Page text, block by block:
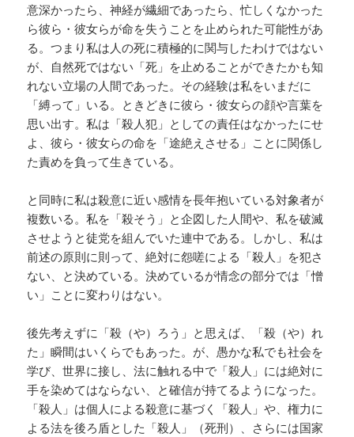
意深かったら、神経が繊細であったら、忙しくなかった
ら彼ら・彼女らが命を失うことを止められた可能性があ
る。つまり私は人の死に積極的に関与したわけではない
が、自然死ではない「死」を止めることができたかも知
れない立場の人間であった。その経験は私をいまだに
「縛って」いる。ときどきに彼ら・彼女らの顔や言葉を
思い出す。私は「殺人犯」としての責任はなかったにせ
よ、彼ら・彼女らの命を「途絶えさせる」ことに関係し
た責めを負って生きている。
と同時に私は殺意に近い感情を長年抱いている対象者が
複数いる。私を「殺そう」と企図した人間や、私を破滅
させようと徒党を組んでいた連中である。しかし、私は
前述の原則に則って、絶対に怨嗟による「殺人」を犯さ
ない、と決めている。決めているが情念の部分では「憎
い」ことに変わりはない。
後先考えずに「殺（や）ろう」と思えば、「殺（や）れ
た」瞬間はいくらでもあった。が、愚かな私でも社会を
学び、世界に接し、法に触れる中で「殺人」には絶対に
手を染めてはならない、と確信が持てるようになった。
「殺人」は個人による殺意に基づく「殺人」や、権力に
よる法を後ろ盾とした「殺人」（死刑）、さらには国家